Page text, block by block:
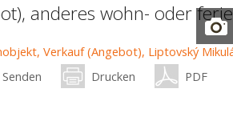
anderes wohn- oder
Senden Drucken PDF